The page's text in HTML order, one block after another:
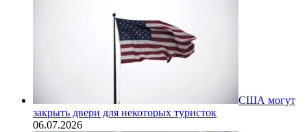
США могут
закрыть двери для некоторых туристок
06.07.2026